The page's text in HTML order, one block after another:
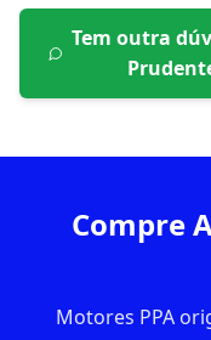
Tem outra
Compre
Motores PPA